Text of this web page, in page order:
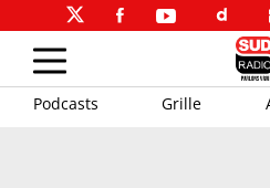
Podcasts Grille